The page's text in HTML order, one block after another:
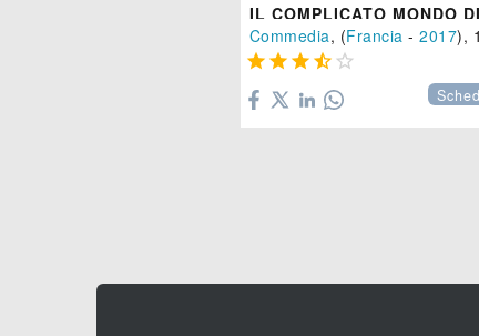
Commedia, (Francia -2017), 102
    